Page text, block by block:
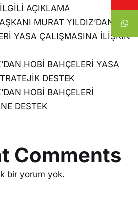
AÇIKLAMA
MURAT YILDIZ’DAN
YASA ÇALIŞMASINA İLİŞKİN
HOBİ BAHÇELERİ YASA
DESTEK
HOBİ BAHÇELERİ
DESTEK
Comments
bir yorum yok.